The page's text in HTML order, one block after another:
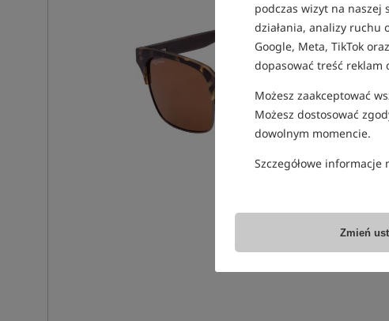
podczas wizyt na naszej
działania, analizy ruchu
Google, Meta, TikTok
dopasować treść reklam
Możesz zaakceptować
Możesz dostosować
dowolnym momencie.
Szczegółowe
Zmień